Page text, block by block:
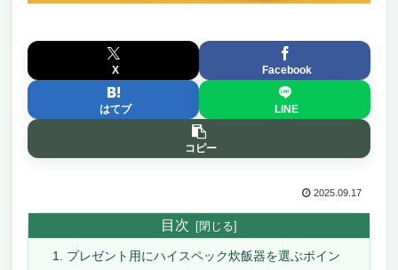
X Facebook
はてブ LINE
コピー
2025.09.17
目次
プレゼント用にハイスペック炊飯器を選ぶポイン